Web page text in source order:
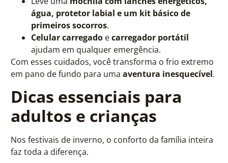
água, protetor labial e um kit básico de
primeiros socorros.
Celular carregado ecarregador portátil
ajudam em qualquer emergência.
Com esses cuidados, você transforma o frio extremo
em pano de fundo para uma aventura inesquecível.
Dicas essenciais para
adultos e crianças
Nos festivais de inverno, o conforto da família inteira
faz toda a diferença.